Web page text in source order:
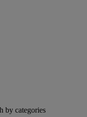
by categories